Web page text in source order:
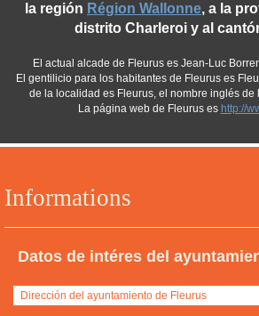
Informations
Datos de intéres del
Dirección del ayuntamiento de Fleurus
la región Région Wallonne, a la
distrito Charleroi y al
El actual alcade de Fleurus es Jean-Luc
El gentilicio para los habitantes de Fleurus es
de la localidad es Fleurus, el nombre inglés de
La página web de Fleurus es http://